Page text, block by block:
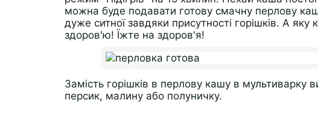
можна буде подавати готову смачну перлову
дуже ситної завдяки присутності горішків. А
здоров'ю! Їжте на здоров'я!
Замість горішків в перлову кашу в мультиварку
персик, малину або полуничку.